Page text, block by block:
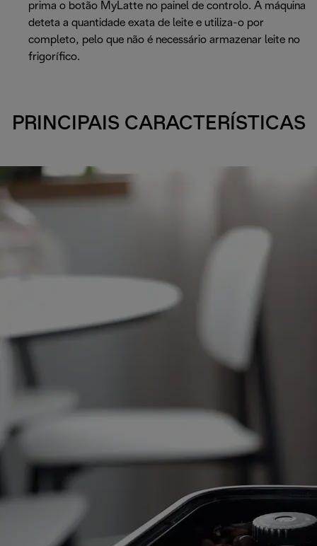
prima o botão MyLatte no painel de controlo. A máquina
deteta a quantidade exata de leite e utiliza-o por
completo, pelo que não é necessário armazenar leite no
frigorífico.
PRINCIPAIS CARACTERÍSTICAS